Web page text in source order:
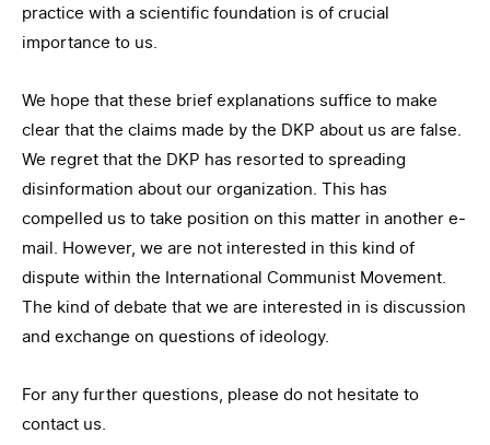
practice with a scientific foundation is of crucial
importance to us.
We hope that these brief explanations suffice to make
clear that the claims made by the DKP about us are false.
We regret that the DKP has resorted to spreading
disinformation about our organization. This has
compelled us to take position on this matter in another e-
mail. However, we are not interested in this kind of
dispute within the International Communist Movement.
The kind of debate that we are interested in is discussion
and exchange on questions of ideology.
For any further questions, please do not hesitate to
contact us.